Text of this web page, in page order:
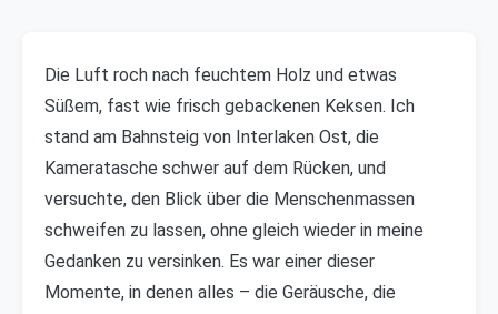
Die Luft roch nach feuchtem Holz und etwas
Süßem, fast wie frisch gebackenen Keksen. Ich
stand am Bahnsteig von Interlaken Ost, die
Kameratasche schwer auf dem Rücken, und
versuchte, den Blick über die Menschenmassen
schweifen zu lassen, ohne gleich wieder in meine
Gedanken zu versinken. Es war einer dieser
Momente, in denen alles – die Geräusche, die